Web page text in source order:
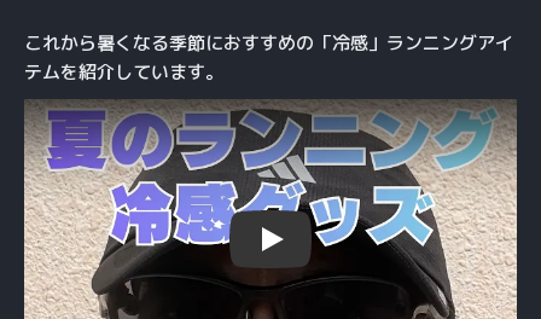
これから暑くなる季節におすすめの「冷感」ランニングアイ
テムを紹介しています。
Play